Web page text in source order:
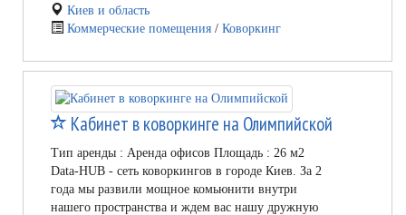
Киев и область
Коммерческие помещения / Коворкинг
Кабинет в коворкинге на Олимпийской
Тип аренды : Аренда офисов Площадь : 26 м2
Data-HUB - сеть коворкингов в городе Киев. За 2
года мы развили мощное комьюнити внутри
нашего пространства и ждем вас нашу дружную